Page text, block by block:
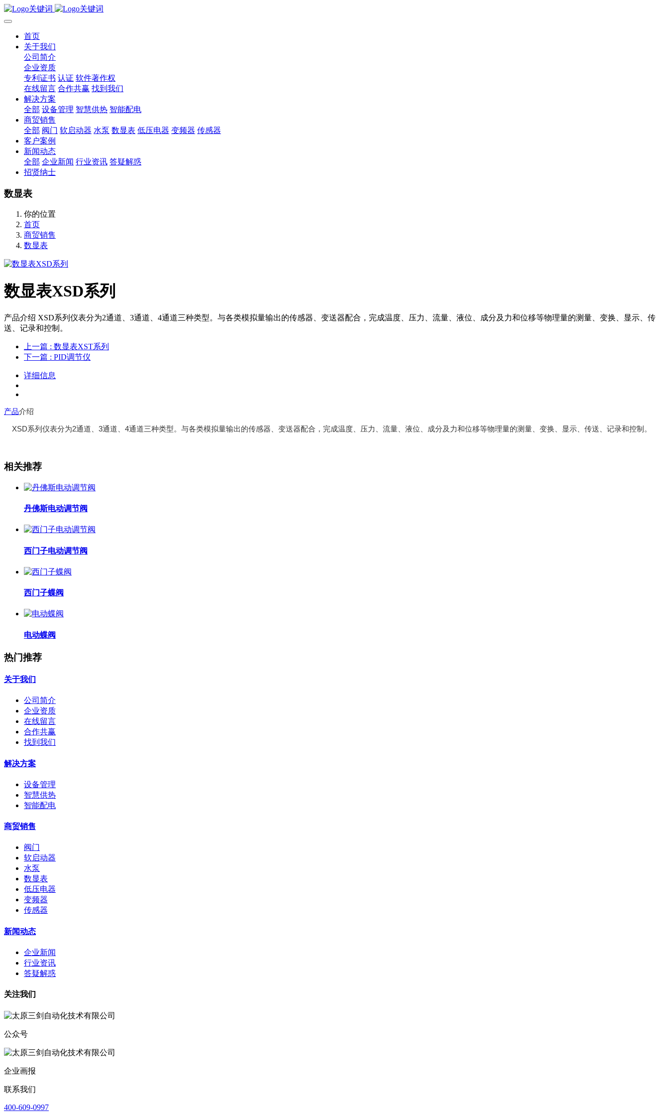
首页
关于我们
公司简介
企业资质
专利证书 认证 软件著作权
在线留言 合作共赢 找到我们
解决方案
全部 设备管理 智慧供热 智能配电
商贸销售
全部 阀门 软启动器 水泵 数显表 低压电器 变频器 传感器
客户案例
新闻动态
全部 企业新闻 行业资讯 答疑解惑
招贤纳士
数显表
你的位置
首页
商贸销售
数显表
数显表XSD系列
产品介绍 XSD系列仪表分为2通道、3通道、4通道三种类型。与各类模拟量输出的传感器、变送器配合，完成温度、压力、流量、液位、成分及力和位移等物理量的测量、变换、显示、传
送、记录和控制。
上一篇 : 数显表XST系列
下一篇 : PID调节仪
详细信息
产品介绍
XSD系列仪表分为2通道、3通道、4通道三种类型。与各类模拟量输出的传感器、变送器配合，完成温度、压力、流量、液位、成分及力和位移等物理量的测量、变换、显示、传送、记录和控制。
相关推荐
丹佛斯电动调节阀
西门子电动调节阀
西门子蝶阀
电动蝶阀
热门推荐
关于我们
公司简介
企业资质
在线留言
合作共赢
找到我们
解决方案
设备管理
智慧供热
智能配电
商贸销售
阀门
软启动器
水泵
数显表
低压电器
变频器
传感器
新闻动态
企业新闻
行业资讯
答疑解惑
关注我们
公众号
企业画报
联系我们
400-609-0997